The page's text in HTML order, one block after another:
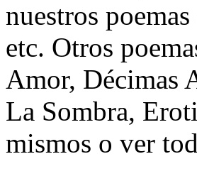
nuestros
etc. Otros
Amor, Décimas
La Sombra,
mismos o ver